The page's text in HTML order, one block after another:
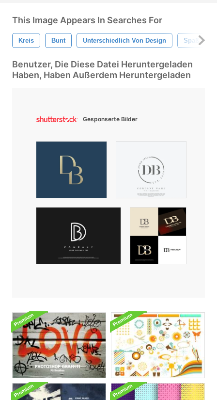
This Image Appears In Searches For
Kreis Bunt Unterschiedlich Von Design Spaß
Benutzer, Die Diese Datei Heruntergeladen
Haben, Haben Außerdem Heruntergeladen
Gesponserte Bilder